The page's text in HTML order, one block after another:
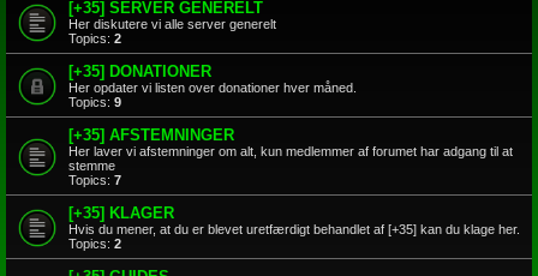
[+35] SERVER GENERELT
Her diskutere vi alle server generelt
Topics: 2
[+35] DONATIONER
Her opdater vi listen over donationer hver måned.
Topics: 9
[+35] AFSTEMNINGER
Her laver vi afstemninger om alt, kun medlemmer af forumet har adgang til at
stemme
Topics: 7
[+35] KLAGER
Hvis du mener, at du er blevet uretfærdigt behandlet af [+35] kan du klage her.
Topics: 2